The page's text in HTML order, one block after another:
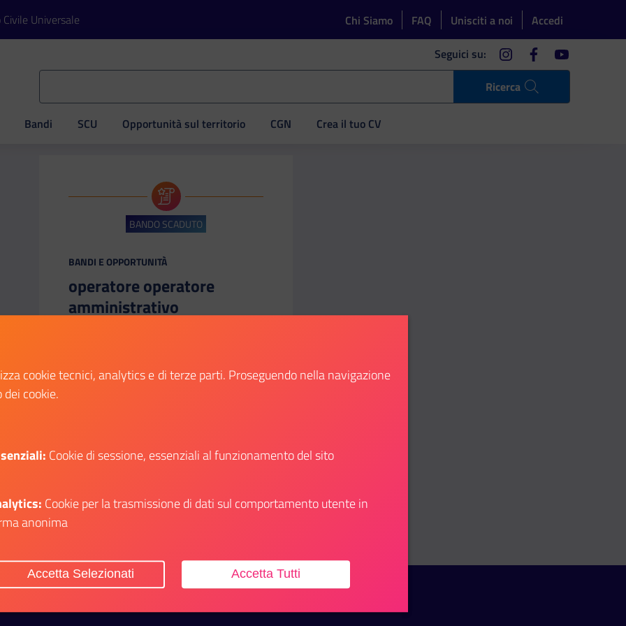
Universale Chi Siamo FAQ Unisciti a noi Accedi
Ricerca
Seguici su: instagramfacebookyoutube
Bandi SCU Opportunità sul territorio CGN Crea il tuo CV
BANDO SCADUTO
CATEGORIA:
BANDI E OPPORTUNITÀ
operatore operatore
amministrativo
disponibilità presso il consorzio unico di
Vai al bando
Giovanili e il Servizio Civile Universale
cookie tecnici, analytics e di terze parti. Proseguendo nella navigazione
cookie.
Cookie di sessione, essenziali al funzionamento del sito
Cookie per la trasmissione di dati sul comportamento utente in
anonima
Accetta Tutti
Accetta Selezionati